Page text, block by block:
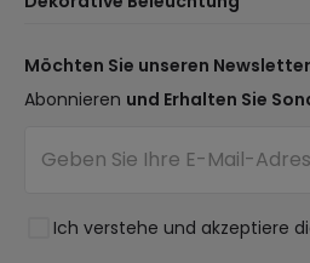
Sind Sie ein Profi?
Häufig gestellte Fragen (FAQ)
Marken
Beleuchtung für Unternehmen
Trends
Premium-Dekor-Marken
Räume
Kollektionen
Möchten Sie unseren
Abonnieren und Erhalten Sie
Ich verstehe und akzeptiere